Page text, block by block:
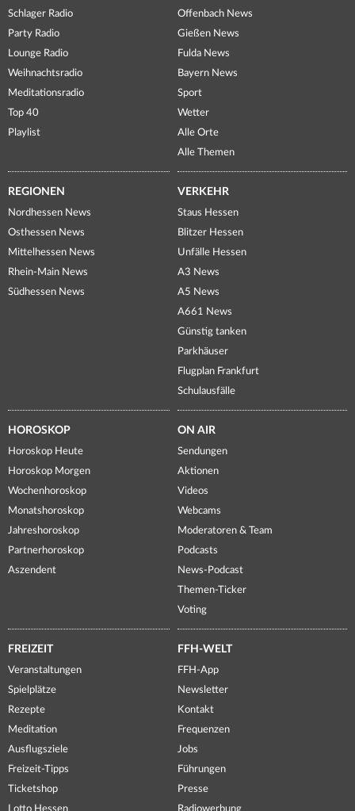
Schlager Radio
Party Radio
Lounge Radio
Weihnachtsradio
Meditationsradio
Top 40
Playlist
Offenbach News
Gießen News
Fulda News
Bayern News
Sport
Wetter
Alle Orte
Alle Themen
REGIONEN
Nordhessen News
Osthessen News
Mittelhessen News
Rhein-Main News
Südhessen News
VERKEHR
Staus Hessen
Blitzer Hessen
Unfälle Hessen
A3 News
A5 News
A661 News
Günstig tanken
Parkhäuser
Flugplan Frankfurt
Schulausfälle
HOROSKOP
Horoskop Heute
Horoskop Morgen
Wochenhoroskop
Monatshoroskop
Jahreshoroskop
Partnerhoroskop
Aszendent
ON AIR
Sendungen
Aktionen
Videos
Webcams
Moderatoren & Team
Podcasts
News-Podcast
Themen-Ticker
Voting
FREIZEIT
Veranstaltungen
Spielplätze
Rezepte
Meditation
Ausflugsziele
Freizeit-Tipps
Ticketshop
Lotto Hessen
FFH-WELT
FFH-App
Newsletter
Kontakt
Frequenzen
Jobs
Führungen
Presse
Radiowerbung